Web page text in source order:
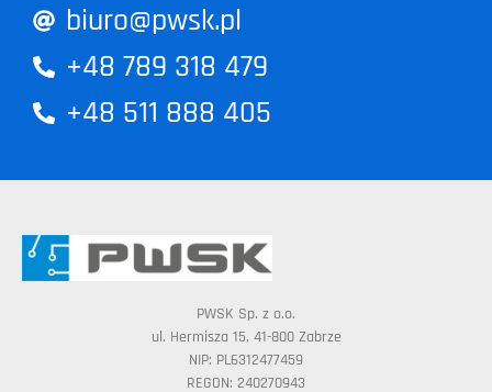
biuro@pwsk.pl
+48 789 318 479
+48 511 888 405
PWSK Sp. z o.o.
ul. Hermisza 15, 41-800 Zabrze
NIP: PL6312477459
REGON: 240270943